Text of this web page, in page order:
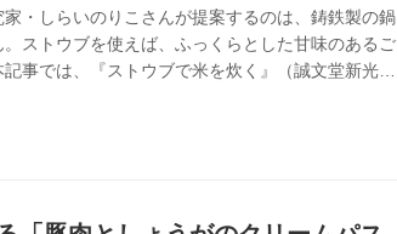
・しらいのりこさんが提案するのは、鋳鉄製の鍋
。ストウブを使えば、ふっくらとした甘味のあるご
事では、『ストウブで米を炊く』（誠文堂新光
いたい、さんまときのこの混ぜごはんとシンプル
す。